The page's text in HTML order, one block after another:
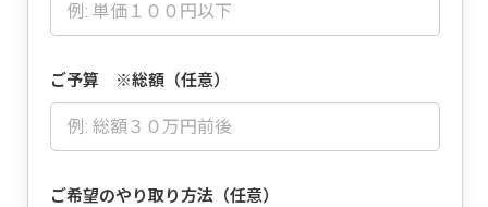
ご予算 ※総額（任意）
ご希望のやり取り方法（任意）